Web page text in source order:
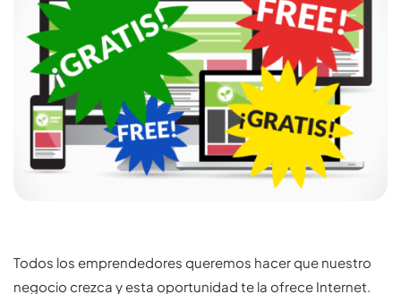
Todos los emprendedores queremos hacer que nuestro
negocio crezca y esta oportunidad te la ofrece Internet.